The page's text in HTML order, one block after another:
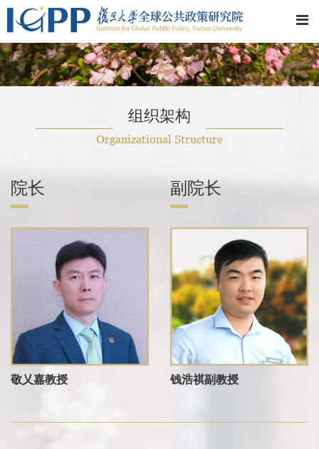
组织架构
Organizational Structure
院长
敬乂嘉教授
副院长
钱浩祺副教授